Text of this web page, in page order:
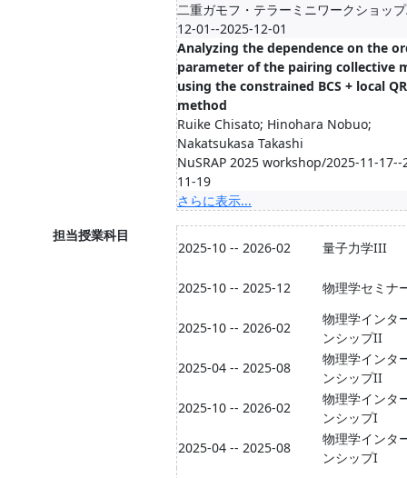
二重ガモフ・テラーミニワークショッ
12-01--2025-12-01
Analyzing the dependence on the
parameter of the pairing collective
using the constrained BCS + local
method
Ruike Chisato; Hinohara Nobuo;
Nakatsukasa Takashi
NuSRAP 2025 workshop/2025-11-17--
11-19
さらに表示...
担当授業科目
2025-10 -- 2026-02 量子力学III
2025-10 -- 2025-12 物理学セミナ
2025-10 -- 2026-02
物理学インタ
ンシップII
2025-04 -- 2025-08
物理学インタ
ンシップII
2025-10 -- 2026-02
物理学インタ
ンシップI
2025-04 -- 2025-08
物理学インタ
ンシップI